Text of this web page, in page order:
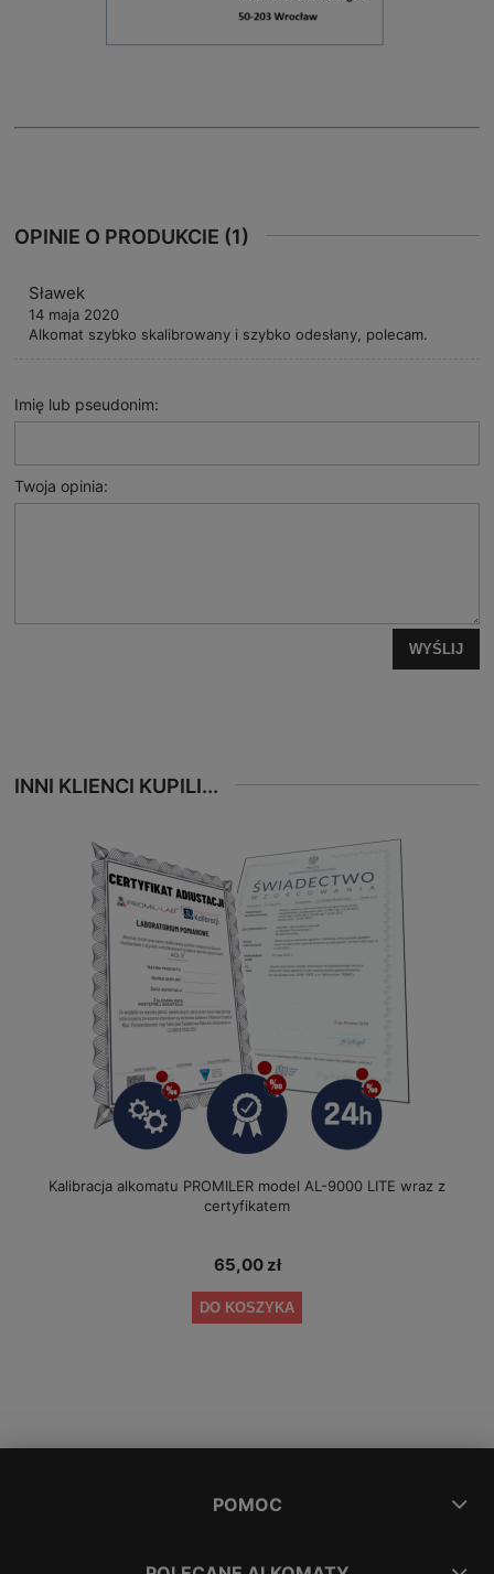
OPINIE O PRODUKCIE (1)
Sławek
14 maja 2020
Alkomat szybko skalibrowany i szybko odesłany, polecam.
Imię lub pseudonim:
Twoja opinia:
WYŚLIJ
INNI KLIENCI KUPILI...
Kalibracja alkomatu PROMILER model AL-9000 LITE wraz z
certyfikatem
65,00 zł
DO KOSZYKA
POMOC